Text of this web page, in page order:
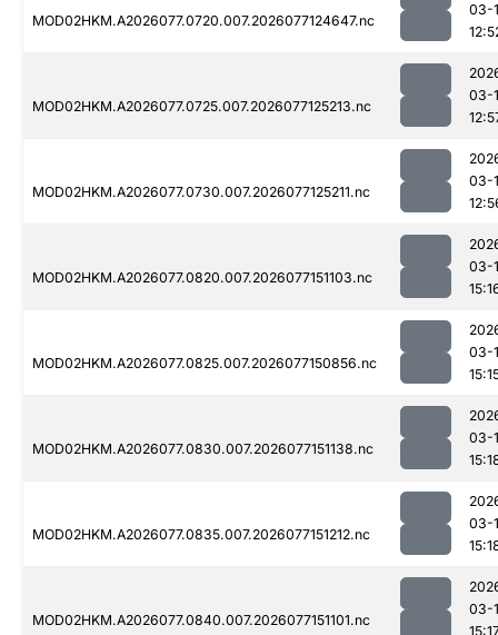
MOD02HKM.A2026077.0720.007.2026077124647.nc
03-
MOD02HKM.A2026077.0725.007.2026077125213.nc
03-
MOD02HKM.A2026077.0730.007.2026077125211.nc
03-
MOD02HKM.A2026077.0820.007.2026077151103.nc
03-
MOD02HKM.A2026077.0825.007.2026077150856.nc
03-
MOD02HKM.A2026077.0830.007.2026077151138.nc
03-
MOD02HKM.A2026077.0835.007.2026077151212.nc
03-
MOD02HKM.A2026077.0840.007.2026077151101.nc
03-